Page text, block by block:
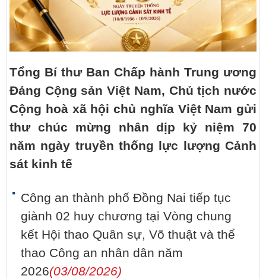
Tổng Bí thư Ban Chấp hành Trung ương
Đảng Cộng sản Việt Nam, Chủ tịch nước
Cộng hoà xã hội chủ nghĩa Việt Nam gửi
thư chúc mừng nhân dịp kỷ niệm 70
năm ngày truyền thống lực lượng Cảnh
sát kinh tế
Công an thành phố Đồng Nai tiếp tục
giành 02 huy chương tại Vòng chung
kết Hội thao Quân sự, Võ thuật và thể
thao Công an nhân dân năm
2026(03/08/2026)